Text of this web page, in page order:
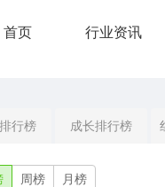
首页 行业资讯
行榜 成长排行榜
周榜 月榜